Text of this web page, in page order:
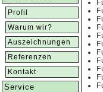
Profil
Warum wir?
Auszeichnungen
Referenzen
Kontakt
Service